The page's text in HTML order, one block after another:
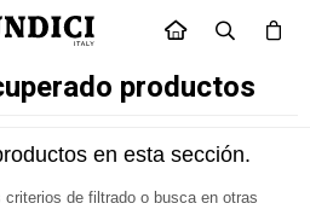
INICIO
productos
en esta sección.
criterios de filtrado o busca en otras